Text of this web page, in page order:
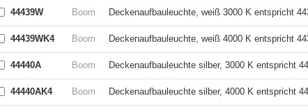
44439W Boom Deckenaufbauleuchte, weiß 3000 K entspricht
44439WK4 Boom Deckenaufbauleuchte, weiß 4000 K entspricht
44440A Boom Deckenaufbauleuchte silber, 3000 K entspricht
44440AK4 Boom Deckenaufbauleuchte silber, 4000 K entspricht